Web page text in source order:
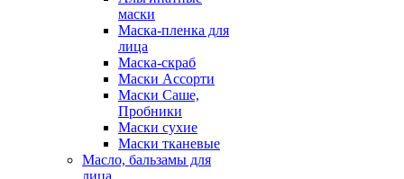
маски
Маска-пленка для
лица
Маска-скраб
Маски Ассорти
Маски Саше,
Пробники
Маски сухие
Маски тканевые
Масло, бальзамы для
лица